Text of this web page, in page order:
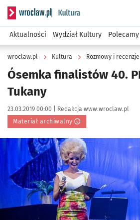
Serwis informacyjny wroclaw.pl
Aktualności Wydział Kultury Polecamy
wroclaw.pl Kultura Rozmowy i recenzje
Ósemka finalistów 40.
Tukany
Data publikacji:
23.03.2019 00:00 | Autor:
Redakcja www.wroclaw.pl
Materiał archiwalny
Kliknij, aby powiększyć